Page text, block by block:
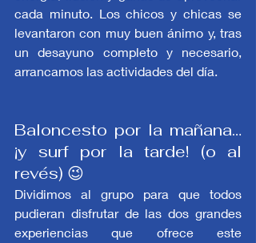
cada minuto. Los chicos y chicas se
levantaron con muy buen ánimo y, tras
un desayuno completo y necesario,
arrancamos las actividades del día.
Baloncesto por la mañana…
¡y surf por la tarde! (o al
revés) 😉
Dividimos al grupo para que todos
pudieran disfrutar de las dos grandes